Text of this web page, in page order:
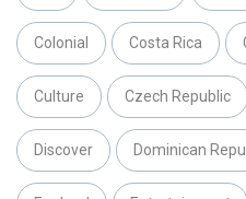
Colonial Costa Rica
Culture Czech Republic
Discover Dominican